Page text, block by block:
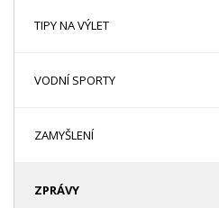
TIPY NA VÝLET
VODNÍ SPORTY
ZAMYŠLENÍ
ZPRÁVY